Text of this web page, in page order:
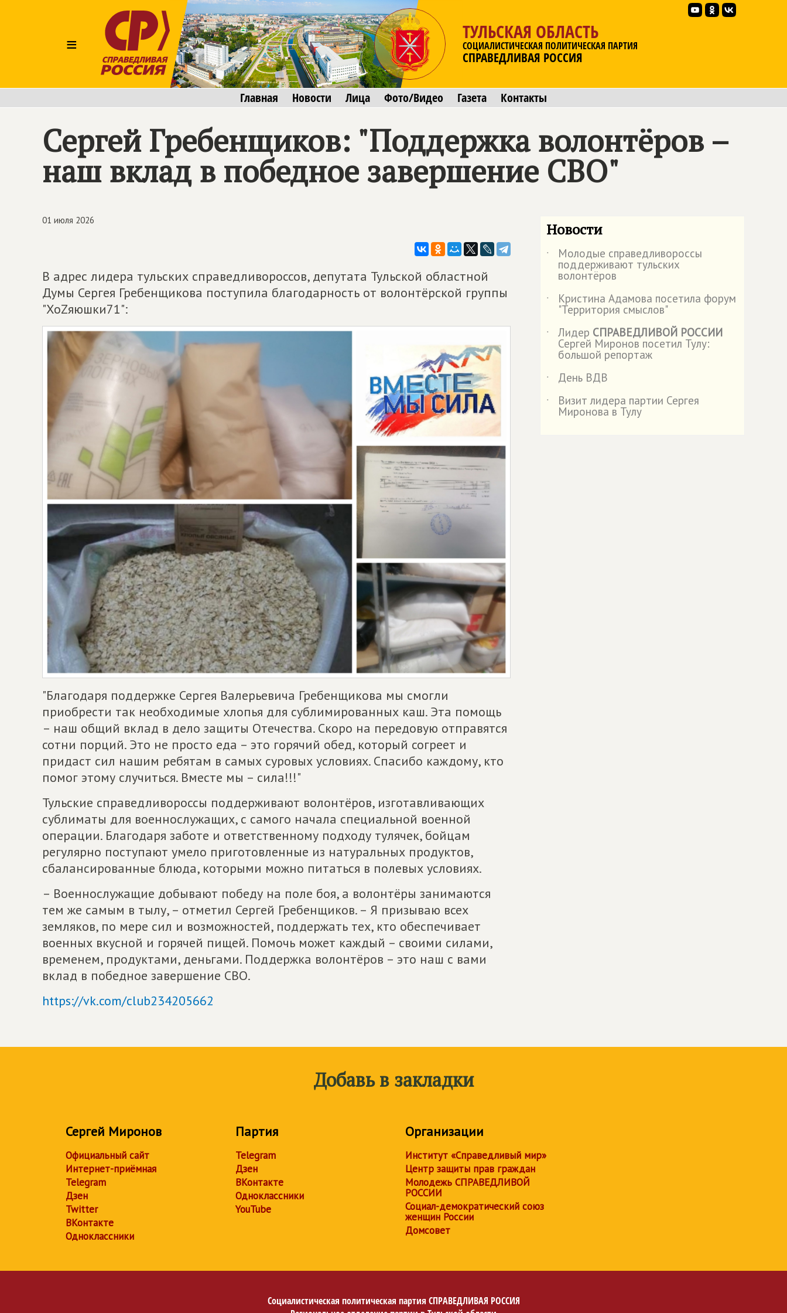
≡
ТУЛЬСКАЯ ОБЛАСТЬ
СОЦИАЛИСТИЧЕСКАЯ ПОЛИТИЧЕСКАЯ ПАРТИЯ
СПРАВЕДЛИВАЯ РОССИЯ
Главная Новости Лица Фото/Видео Газета Контакты
Сергей Гребенщиков: "Поддержка волонтёров –
наш вклад в победное завершение СВО"
01 июля 2026
В адрес лидера тульских справедливороссов, депутата Тульской областной
Думы Сергея Гребенщикова поступила благодарность от волонтёрской группы
"ХоZяюшки71":
"Благодаря поддержке Сергея Валерьевича Гребенщикова мы смогли
приобрести так необходимые хлопья для сублимированных каш. Эта помощь
– наш общий вклад в дело защиты Отечества. Скоро на передовую отправятся
сотни порций. Это не просто еда – это горячий обед, который согреет и
придаст сил нашим ребятам в самых суровых условиях. Спасибо каждому, кто
помог этому случиться. Вместе мы – сила!!!"
Тульские справедливороссы поддерживают волонтёров, изготавливающих
сублиматы для военнослужащих, с самого начала специальной военной
операции. Благодаря заботе и ответственному подходу тулячек, бойцам
регулярно поступают умело приготовленные из натуральных продуктов,
сбалансированные блюда, которыми можно питаться в полевых условиях.
– Военнослужащие добывают победу на поле боя, а волонтёры занимаются
тем же самым в тылу, – отметил Сергей Гребенщиков. – Я призываю всех
земляков, по мере сил и возможностей, поддержать тех, кто обеспечивает
военных вкусной и горячей пищей. Помочь может каждый – своими силами,
временем, продуктами, деньгами. Поддержка волонтёров – это наш с вами
вклад в победное завершение СВО.
https://vk.com/club234205662
Новости
˙ Молодые справедливороссы
поддерживают тульских
волонтёров
˙
Кристина Адамова посетила форум
"Территория смыслов"
˙
Лидер СПРАВЕДЛИВОЙ РОССИИ
Сергей Миронов посетил Тулу:
большой репортаж
˙
День ВДВ
˙
Визит лидера партии Сергея
Миронова в Тулу
Добавь в закладки
Сергей Миронов
Официальный сайт
Интернет-приёмная
Telegram
Дзен
Twitter
ВКонтакте
Одноклассники
Партия
Telegram
Дзен
ВКонтакте
Одноклассники
YouTube
Организации
Институт «Справедливый мир»
Центр защиты прав граждан
Молодежь СПРАВЕДЛИВОЙ
РОССИИ
Социал-демократический союз
женщин России
Домсовет
Социалистическая политическая партия СПРАВЕДЛИВАЯ РОССИЯ